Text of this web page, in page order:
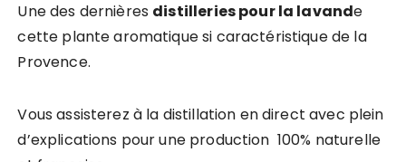
Une des dernières distilleries pour la lavande
cette plante aromatique si caractéristique de la
Provence.
Vous assisterez à la distillation en direct avec plein
d’explications pour une production 100% naturelle